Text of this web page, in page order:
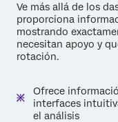
Ve más allá de los
proporciona
mostrando
necesitan apoyo y
rotación.
Ofrece
interfaces
el análisis